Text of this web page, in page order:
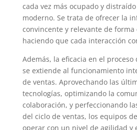
cada vez más ocupado y
moderno. Se trata de ofrecer la
convincente y relevante de forma
haciendo que cada interacción
Además, la eficacia en el
se extiende al funcionamiento
de ventas. Aprovechando las
tecnologías, optimizando la
colaboración, y perfeccionando
del ciclo de ventas, los equipos
operar con un nivel de agilidad y